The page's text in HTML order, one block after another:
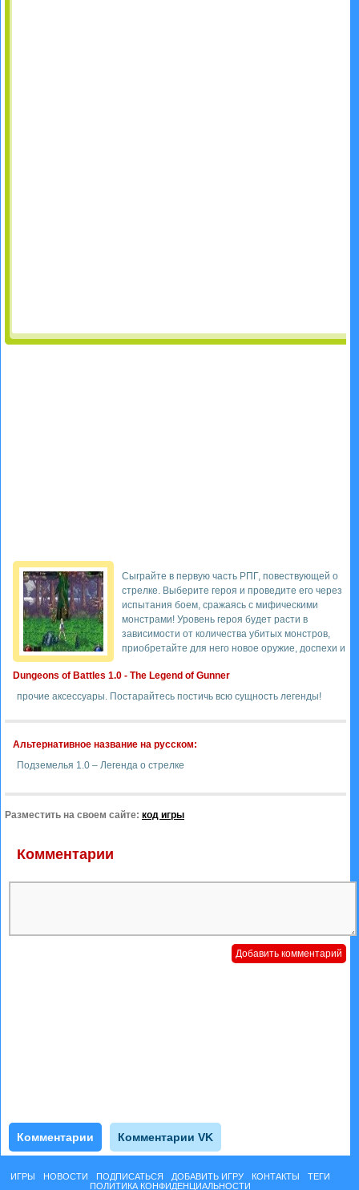
Dungeons of Battles 1.0 - The Legend of Gunner
Сыграйте в первую часть РПГ, повествующей о
стрелке. Выберите героя и проведите его через
испытания боем, сражаясь с мифическими
монстрами! Уровень героя будет расти в
зависимости от количества убитых монстров,
приобретайте для него новое оружие, доспехи и
прочие аксессуары. Постарайтесь постичь всю сущность легенды!
Альтернативное название на русском:
Подземелья 1.0 – Легенда о стрелке
Разместить на своем сайте: код игры
Комментарии
Комментарии Комментарии VK
ИГРЫ НОВОСТИ ПОДПИСАТЬСЯ ДОБАВИТЬ ИГРУ КОНТАКТЫ
ТЕГИ
ПОЛИТИКА КОНФИДЕНЦИАЛЬНОСТИ